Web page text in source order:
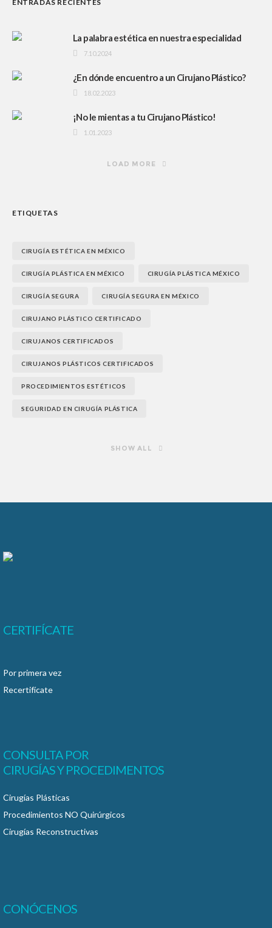
ENTRADAS RECIENTES
La palabra estética en nuestra especialidad
7.10.2024
¿En dónde encuentro a un Cirujano Plástico?
18.02.2023
¡No le mientas a tu Cirujano Plástico!
1.01.2023
LOAD MORE
ETIQUETAS
CIRUGÍA ESTÉTICA EN MÉXICO
CIRUGÍA PLÁSTICA EN MÉXICO CIRUGÍA PLÁSTICA MÉXICO
CIRUGÍA SEGURA CIRUGÍA SEGURA EN MÉXICO
CIRUJANO PLÁSTICO CERTIFICADO
CIRUJANOS CERTIFICADOS
CIRUJANOS PLÁSTICOS CERTIFICADOS
PROCEDIMIENTOS ESTÉTICOS
SEGURIDAD EN CIRUGÍA PLÁSTICA
SHOW ALL
CERTIFÍCATE
Por primera vez
Recertifícate
CONSULTA POR
CIRUGÍAS Y PROCEDIMENTOS
Cirugías Plásticas
Procedimientos NO Quirúrgicos
Cirugías Reconstructivas
CONÓCENOS